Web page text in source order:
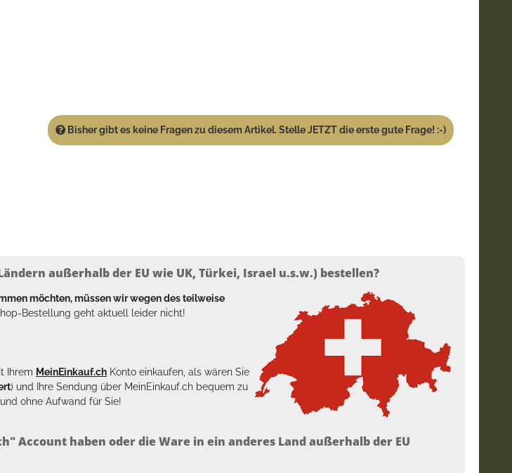
Bisher gibt es keine Fragen zu diesem Artikel. Stelle JETZT die erste gute Frage! :-)
außerhalb der EU wie UK, Türkei, Israel u.s.w.) bestellen?
möchten, müssen wir wegen des teilweise
Bestellung geht aktuell leider nicht!
Ihrem MeinEinkauf.ch Konto einkaufen, als wären Sie
) und Ihre Sendung über MeinEinkauf.ch bequem zu
ohne Aufwand für Sie!
Account haben oder die Ware in ein anderes Land außerhalb der EU